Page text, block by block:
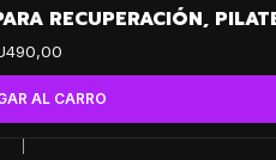
RECUPERACIÓN,
AL CARRO